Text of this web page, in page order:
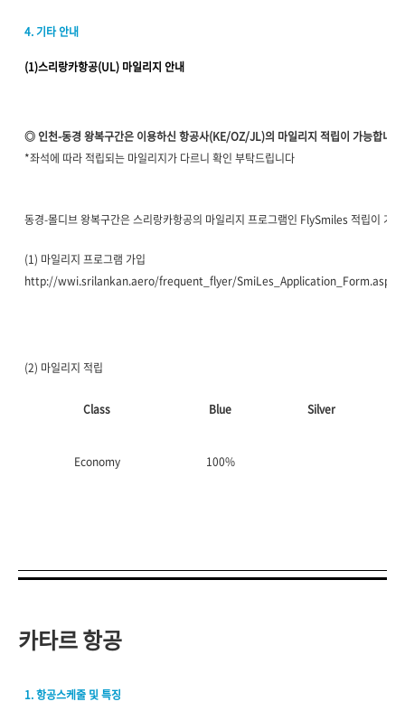
4. 기타 안내
(1)스리랑카항공(UL) 마일리지 안내
◎ 인천-동경 왕복구간은 이용하신 항공사(KE/OZ/JL)의 마일리지 적립이 가능합니다
*좌석에 따라 적립되는 마일리지가 다르니 확인 부탁드립니다
동경-몰디브 왕복구간은 스리랑카항공의 마일리지 프로그램인 FlySmiles 적립이 가
(1) 마일리지 프로그램 가입
http://wwi.srilankan.aero/frequent_flyer/SmiLes_Application_Form.asp
(2) 마일리지 적립
Class Blue Silver
Economy 100%
카타르 항공
1. 항공스케줄 및 특징